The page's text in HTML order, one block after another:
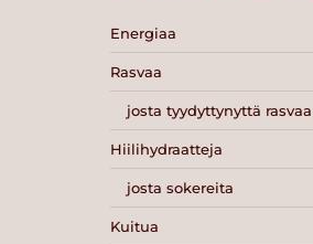
Energiaa
Rasvaa
josta tyydyttynyttä rasvaa
Hiilihydraatteja
josta sokereita
Kuitua